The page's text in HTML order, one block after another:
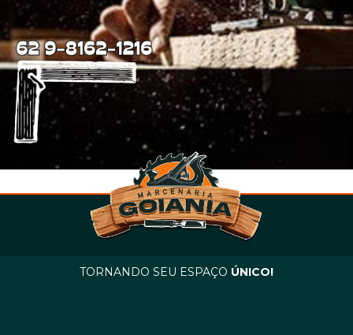
TORNANDO SEU ESPAÇO ÚNICO!